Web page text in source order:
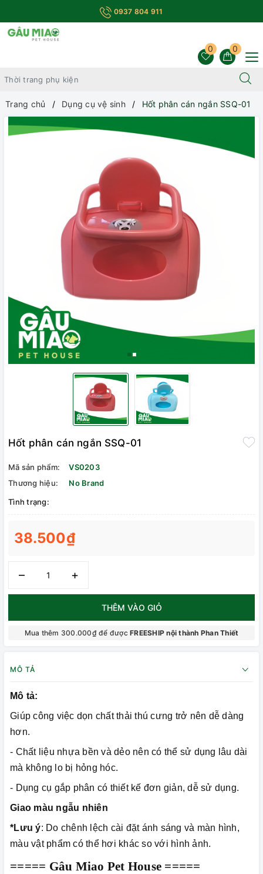
0937 804 911
0
0
Trang chủ Dụng cụ vệ sinh Hốt phân cán ngắn SSQ-01
Hốt phân cán ngắn SSQ-01
Mã sản phẩm:
VS0203
Thương hiệu:
No Brand
Tình trạng:
38.500₫
– +
THÊM VÀO GIỎ
Mua thêm 300.000₫ để đượcFREESHIP nội thành Phan Thiết
MÔ TẢ
Mô tả:
Giúp công việc dọn chất thải thú cưng trở nên dễ dàng
hơn.
- Chất liệu nhựa bền và dẻo nên có thể sử dụng lâu dài
mà không lo bị hỏng hóc.
- Dụng cụ gắp phân có thiết kế đơn giản, dễ sử dụng.
Giao màu ngẫu nhiên
*Lưu ý: Do chênh lệch cài đặt ánh sáng và màn hình,
màu vật phẩm có thể hơi khác so với hình ảnh.
===== Gâu Miao Pet House =====